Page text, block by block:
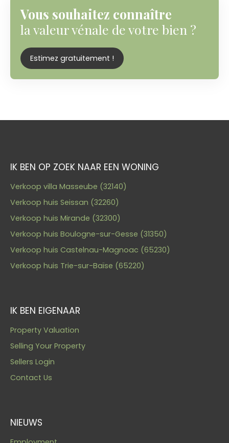
Vous souhaitez connaître
la valeur vénale de votre bien ?
Estimez gratuitement !
IK BEN OP ZOEK NAAR EEN WONING
Verkoop villa Masseube (32140)
Verkoop huis Seissan (32260)
Verkoop huis Mirande (32300)
Verkoop huis Boulogne-sur-Gesse (31350)
Verkoop huis Castelnau-Magnoac (65230)
Verkoop huis Trie-sur-Baïse (65220)
IK BEN EIGENAAR
Property Valuation
Selling Your Property
Sellers Login
Contact Us
NIEUWS